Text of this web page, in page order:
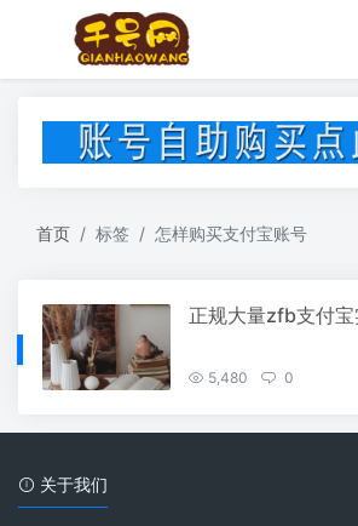
首页 标签 怎样购买支付宝账号
5,480 0
关于我们